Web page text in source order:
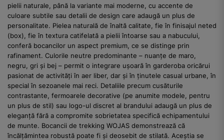
pielii naturale, până la variante mai moderne, cu accente de
culoare subtile sau detalii de design care adaugă un plus de
personalitate. Pielea naturală de înaltă calitate, fie în finisajul neted
(box), fie în textura catifelată a pielii întoarse sau a nabucului,
conferă bocancilor un aspect premium, ce se distinge prin
rafinament. Culorile neutre predominante – nuanțe de maro,
negru, gri și bej – permit o integrare ușoară în garderoba oricărui
pasionat de activități în aer liber, dar și în ținutele casual urbane, în
special în sezoanele mai reci. Detaliile precum cusăturile
contrastante, fermoarele decorative (pe anumite modele, pentru
un plus de stil) sau logo-ul discret al brandului adaugă un plus de
eleganță fără a compromite sobrietatea specifică echipamentului
de munte. Bocancii de trekking WOJAS demonstrează că
încălțămintea robustă poate fi și deosebit de stilată. Aceștia se